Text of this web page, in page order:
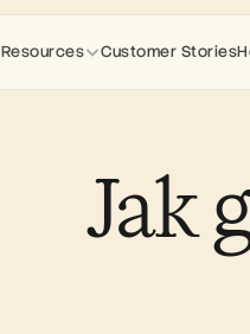
Jak
Resources Customer Stories